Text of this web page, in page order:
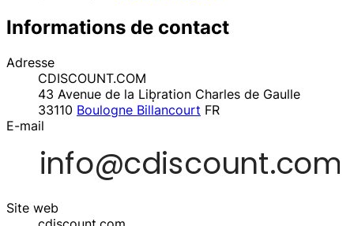
Informations de contact
Adresse
CDISCOUNT.COM
43 Avenue de la Lib̩ration Charles de Gaulle
33110 Boulogne Billancourt FR
E-mail
Site web